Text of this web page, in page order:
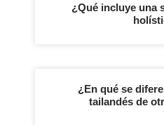
¿Qué incluye una
¿En qué se
tailandés de